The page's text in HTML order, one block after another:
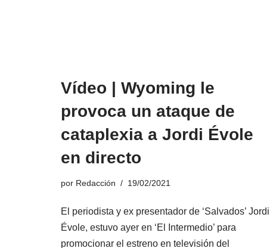
Vídeo | Wyoming le
provoca un ataque de
cataplexia a Jordi Évole
en directo
por Redacción 19/02/2021
El periodista y ex presentador de ‘Salvados’ Jordi
Évole, estuvo ayer en ‘El Intermedio’ para
promocionar el estreno en televisión del